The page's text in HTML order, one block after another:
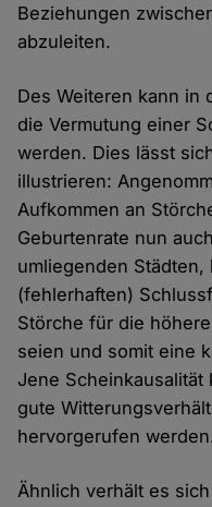
Beziehungen
abzuleiten.
Des Weiteren kann in
die Vermutung einer
werden. Dies lässt
illustrieren:
Aufkommen an
Geburtenrate nun
umliegenden
(fehlerhaften)
Störche für die
seien und somit eine
Jene
gute
hervorgerufen
Ähnlich verhält es